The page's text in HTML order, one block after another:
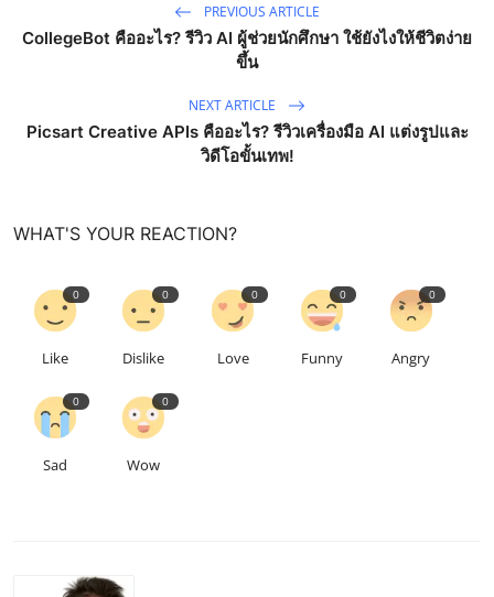
PREVIOUS ARTICLE
CollegeBot คืออะไร? รีวิว AI ผู้ช่วยนักศึกษา ใช้ยังไงให้ชีวิตง่าย
ขึ้น
NEXT ARTICLE
Picsart Creative APIs คืออะไร? รีวิวเครื่องมือ AI แต่งรูปและ
วิดีโอขั้นเทพ!
WHAT'S YOUR REACTION?
0
Like
0
Dislike
0
Love
0
Funny
0
Angry
0
Sad
0
Wow